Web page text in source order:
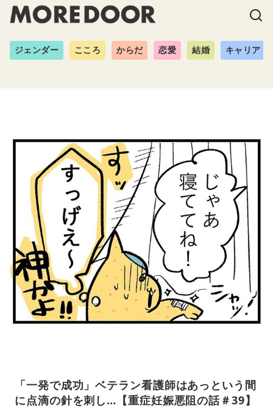
ジェンダー こころ からだ 恋愛 結婚 キャリア
「一発で成功」ベテラン看護師はあっという間
に点滴の針を刺し…【重症妊娠悪阻の話＃39】